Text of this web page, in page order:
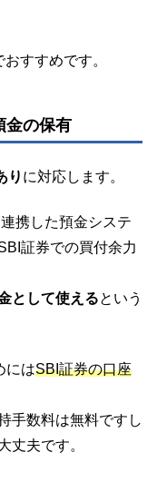
すすめです。
金の保有
り に対応します。
携した預金システ
証券での買付余力
として使えるという
にはSBI証券の口座
手数料は無料ですし
丈夫です。